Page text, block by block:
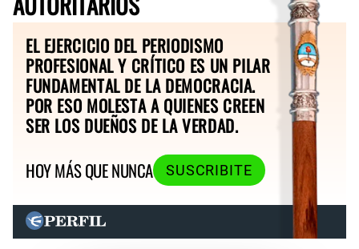
EL EJERCICIO DEL PERIODISMO
PROFESIONAL Y CRÍTICO ES UN PILAR
FUNDAMENTAL DE LA DEMOCRACIA.
POR ESO MOLESTA A QUIENES CREEN
SER LOS DUEÑOS DE LA VERDAD.
HOY MÁS QUE NUNCA
SUSCRIBITE